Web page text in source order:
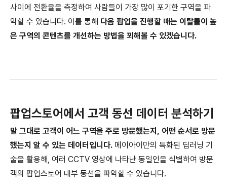
사이에 전환율을 측정하여 사람들이 가장 많이 포기한 구역을 파
악할 수 있습니다. 이를 통해 다음 팝업을 진행할 때는 이탈률이 높
은 구역의 콘텐츠를 개선하는 방법을 꾀해볼 수 있겠습니다.
팝업스토어에서 고객 동선 데이터 분석하기
말 그대로 고객이 어느 구역을 주로 방문했는지, 어떤 순서로 방문
했는지 알 수 있는 데이터입니다. 메이아이만의 특화된 딥러닝 기
술을 활용해, 여러 CCTV 영상에 나타난 동일인을 식별하여 방문
객의 팝업스토어 내부 동선을 파악할 수 있습니다.